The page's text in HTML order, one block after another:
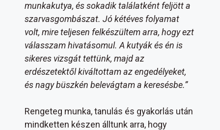
munkakutya, és sokadik találatként feljött a
szarvasgombászat. Jó kétéves folyamat
volt, mire teljesen felkészültem arra, hogy ezt
válasszam hivatásomul. A kutyák és én is
sikeres vizsgát tettünk, majd az
erdészetektől kiváltottam az engedélyeket,
és nagy büszkén belevágtam a keresésbe.”
Rengeteg munka, tanulás és gyakorlás után
mindketten készen álltunk arra, hogy